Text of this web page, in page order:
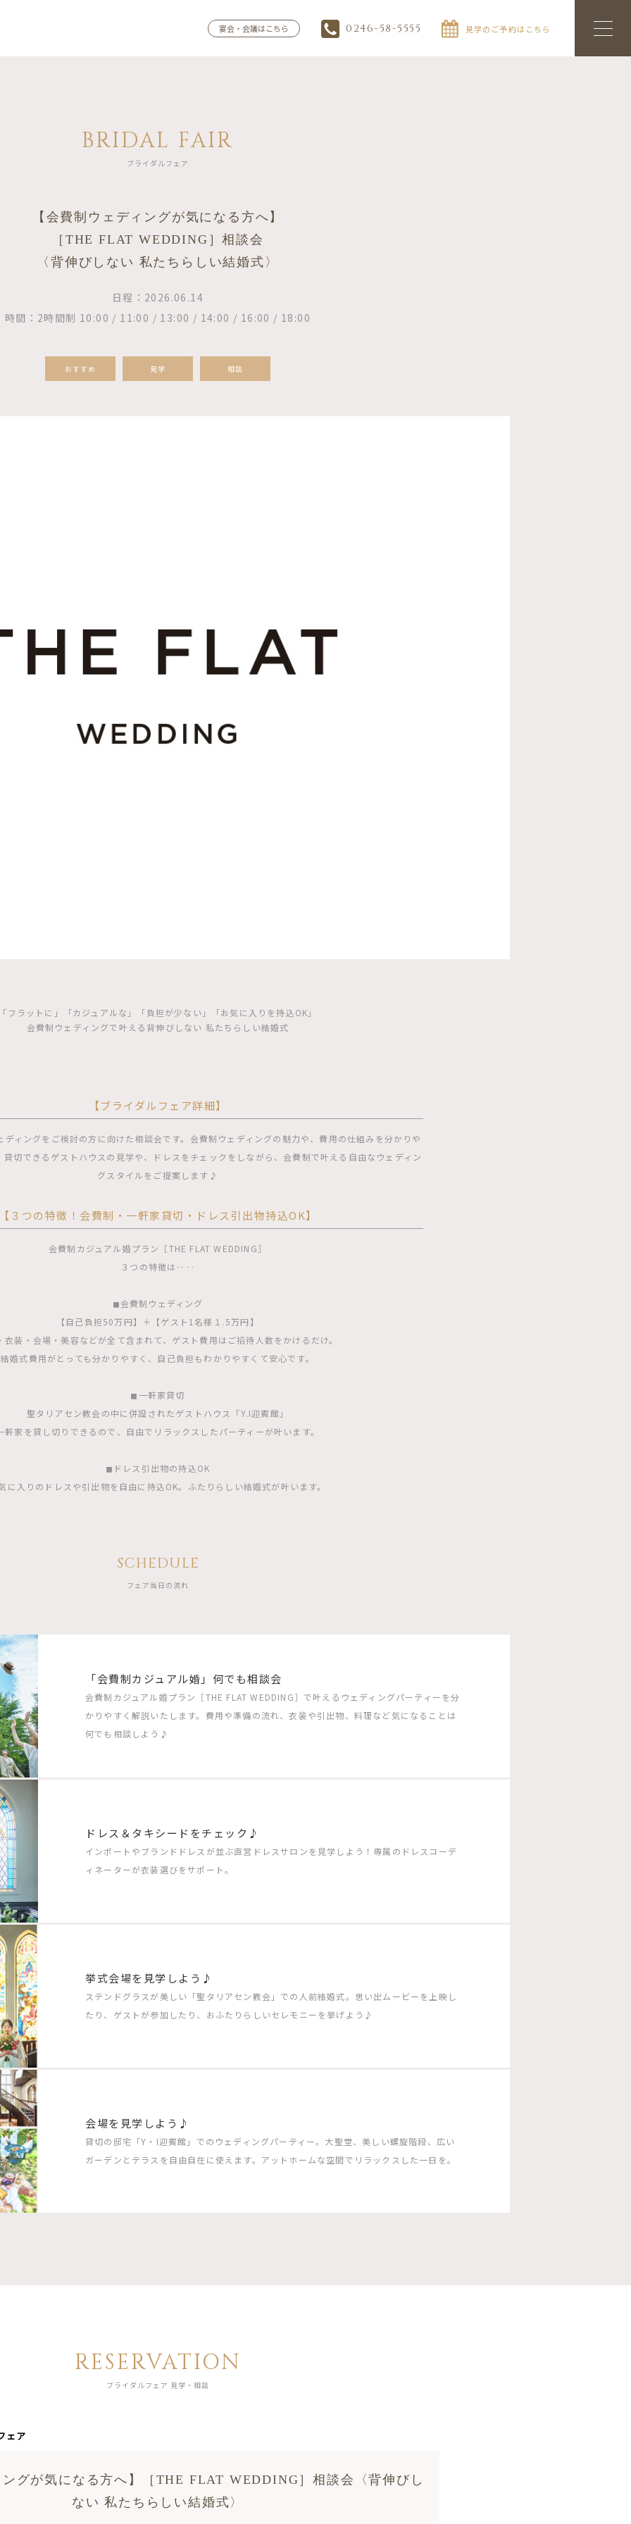
宴会・会議はこちら 0246-58-5555 見学のご予約はこちら
BRIDAL FAIR
ブライダルフェア
【会費制ウェディングが気になる方へ】
［THE FLAT WEDDING］相談会
〈背伸びしない 私たちらしい結婚式〉
日程：2026.06.14
時間：2時間制 10:00 / 11:00 / 13:00 / 14:00 / 16:00 / 18:00
おすすめ 見学 相談
フラットに」「カジュアルな」「負担が少ない」「お気に入りを持込OK」
会費制ウェディングで叶える背伸びしない 私たちらしい結婚式
【ブライダルフェア詳細】
ディングをご検討の方に向けた相談会です。会費制ウェディングの魅力や、費用の仕組みを分かりや
切できるゲストハウスの見学や、ドレスをチェックをしながら、会費制で叶える自由なウェディン
グスタイルをご提案します♪
３つの特徴！会費制・一軒家貸切・ドレス引出物持込OK】
会費制カジュアル婚プラン［THE FLAT WEDDING］
３つの特徴は‥‥
◼︎会費制ウェディング
【自己負担50万円】＋【ゲスト1名様１.5万円】
衣装・会場・美容などが全て含まれて、ゲスト費用はご招待人数をかけるだけ。
結婚式費用がとっても分かりやすく、自己負担もわかりやすくて安心です。
◼︎一軒家貸切
聖タリアセン教会の中に併設されたゲストハウス「Y.I迎賓館」
軒家を貸し切りできるので、自由でリラックスしたパーティーが叶います。
◼︎ドレス引出物の持込OK
に入りのドレスや引出物を自由に持込OK。ふたりらしい結婚式が叶います。
SCHEDULE
フェア当日の流れ
「会費制カジュアル婚」何でも相談会
会費制カジュアル婚プラン［THE FLAT WEDDING］で叶えるウェディングパーティーを分
かりやすく解説いたします。費用や準備の流れ、衣装や引出物、料理など気になることは
何でも相談しよう♪
ドレス＆タキシードをチェック♪
インポートやブランドドレスが並ぶ直営ドレスサロンを見学しよう！専属のドレスコーデ
ィネーターが衣装選びをサポート。
挙式会場を見学しよう♪
ステンドグラスが美しい「聖タリアセン教会」での人前結婚式。思い出ムービーを上映し
たり、ゲストが参加したり、おふたりらしいセレモニーを挙げよう♪
会場を見学しよう♪
貸切の邸宅「Y・I迎賓館」でのウェディングパーティー。大聖堂、美しい螺旋階段、広い
ガーデンとテラスを自由自在に使えます。アットホームな空間でリラックスした一日を。
RESERVATION
ブライダルフェア 見学・相談
ェア
グが気になる方へ】［THE FLAT WEDDING］相談会〈背伸びし
ない 私たちらしい結婚式〉